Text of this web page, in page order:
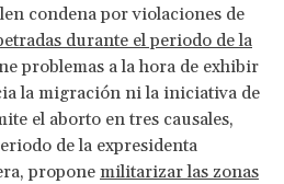
condena por violaciones de
durante el periodo de la
problemas a la hora de exhibir
la migración ni la iniciativa de
el aborto en tres causales,
de la expresidenta
propone militarizar las zonas